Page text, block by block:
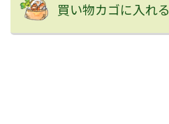
買い物カゴに入れる